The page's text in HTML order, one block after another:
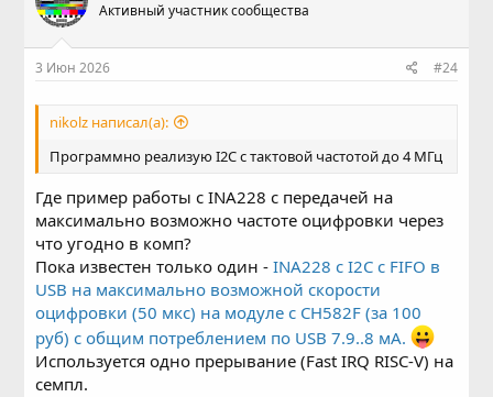
Активный участник сообщества
3 Июн 2026 #24
nikolz написал(а):
Программно реализую I2C с тактовой частотой до 4 МГц
Где пример работы с INA228 с передачей на
максимально возможно частоте оцифровки через
что угодно в комп?
Пока известен только один -INA228 с I2C с FIFO в
USB на максимально возможной скорости
оцифровки (50 мкс) на модуле с CH582F (за 100
руб) с общим потреблением по USB 7.9..8 мА.
Используется одно прерывание (Fast IRQ RISC-V) на
семпл.